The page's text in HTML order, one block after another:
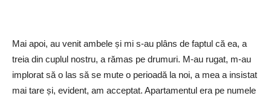
Mai apoi, au venit ambele și mi s-au plâns de faptul că ea, a
treia din cuplul nostru, a rămas pe drumuri. M-au rugat, m-au
implorat să o las să se mute o perioadă la noi, a mea a insistat
mai tare și, evident, am acceptat. Apartamentul era pe numele